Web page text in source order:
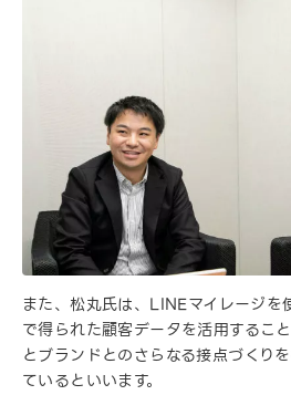
また、松丸氏は、LINEマイレージを
で得られた顧客データを活用するこ
とブランドとのさらなる接点づくり
ているといいます。